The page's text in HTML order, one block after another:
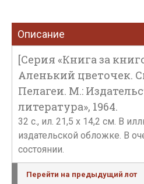
Описание
[Серия «Книга за
Аленький цветочек.
Пелагеи. М.:
литература», 1964.
32 с., ил. 21,5 х 14,2 см. В
издательской обложке. В
состоянии.
Перейти на предыдущий лот